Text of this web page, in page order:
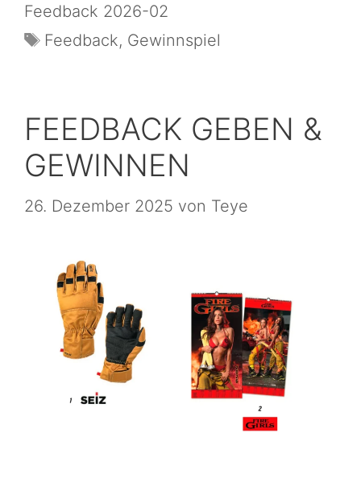
Feedback 2026-02
Feedback, Gewinnspiel
FEEDBACK GEBEN &
GEWINNEN
26. Dezember 2025 von Teye